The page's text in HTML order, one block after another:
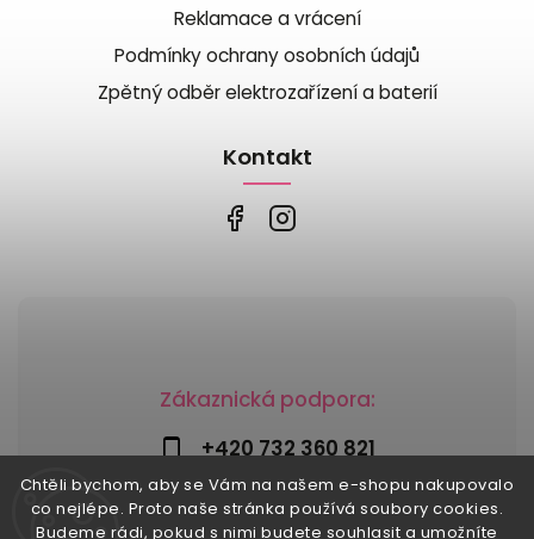
Chtěli bychom, aby se Vám na našem e-shopu nakupovalo
co nejlépe. Proto naše stránka používá soubory cookies.
Budeme rádi, pokud s nimi budete souhlasit a umožníte
Zákaznická podpora:
+420 732 360 821
info@risesnu.cz
Reklamace a vrácení
Podmínky ochrany osobních údajů
Zpětný odběr elektrozařízení a baterií
Kontakt